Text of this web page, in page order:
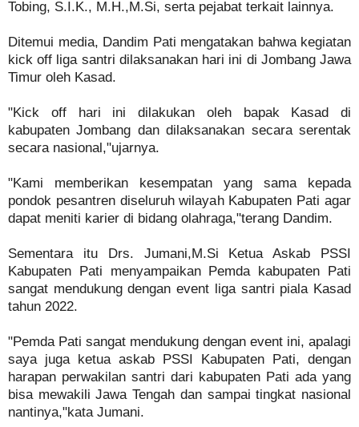
Tobing, S.I.K., M.H.,M.Si, serta pejabat terkait lainnya.
Ditemui media, Dandim Pati mengatakan bahwa kegiatan
kick off liga santri dilaksanakan hari ini di Jombang Jawa
Timur oleh Kasad.
"Kick off hari ini dilakukan oleh bapak Kasad di
kabupaten Jombang dan dilaksanakan secara serentak
secara nasional,"ujarnya.
"Kami memberikan kesempatan yang sama kepada
pondok pesantren diseluruh wilayah Kabupaten Pati agar
dapat meniti karier di bidang olahraga,"terang Dandim.
Sementara itu Drs. Jumani,M.Si Ketua Askab PSSI
Kabupaten Pati menyampaikan Pemda kabupaten Pati
sangat mendukung dengan event liga santri piala Kasad
tahun 2022.
"Pemda Pati sangat mendukung dengan event ini, apalagi
saya juga ketua askab PSSI Kabupaten Pati, dengan
harapan perwakilan santri dari kabupaten Pati ada yang
bisa mewakili Jawa Tengah dan sampai tingkat nasional
nantinya,"kata Jumani.